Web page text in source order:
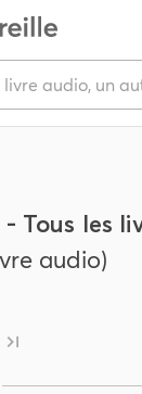
Tous les
audio)